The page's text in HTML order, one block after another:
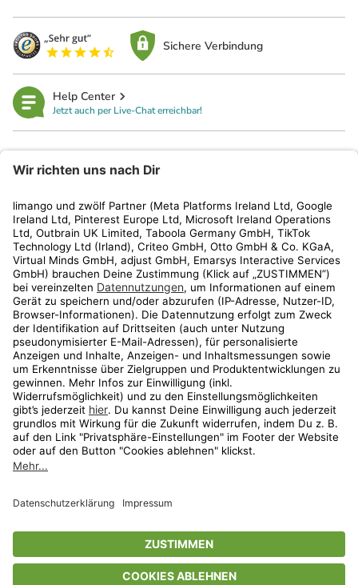
Sichere Verbindung
Help Center
Jetzt auch per Live-Chat erreichbar!
Kundenservice
Shop
Aktionen
Travel
* Streichpreise entsprechen der unverbindlichen Preisempfehlung des
Herstellers. Prozentangaben beziehen sich auf den Streichpreis.